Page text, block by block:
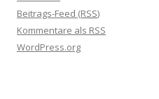
Beitrags-Feed (RSS)
Kommentare als RSS
WordPress.org